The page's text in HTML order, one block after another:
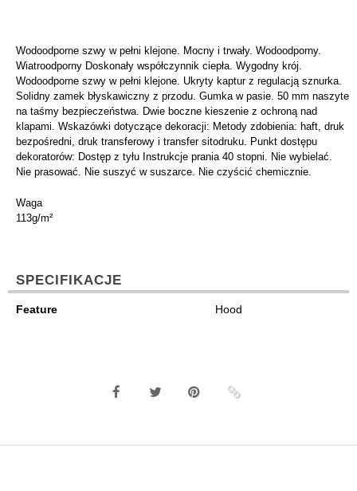
Wodoodporne szwy w pełni klejone. Mocny i trwały. Wodoodporny.
Wiatroodporny Doskonały współczynnik ciepła. Wygodny krój.
Wodoodporne szwy w pełni klejone. Ukryty kaptur z regulacją sznurka.
Solidny zamek błyskawiczny z przodu. Gumka w pasie. 50 mm naszyte
na taśmy bezpieczeństwa. Dwie boczne kieszenie z ochroną nad
klapami. Wskazówki dotyczące dekoracji: Metody zdobienia: haft, druk
bezpośredni, druk transferowy i transfer sitodruku. Punkt dostępu
dekoratorów: Dostęp z tyłu Instrukcje prania 40 stopni. Nie wybielać.
Nie prasować. Nie suszyć w suszarce. Nie czyścić chemicznie.
Waga
113g/m²
SPECIFIKACJE
Feature Hood